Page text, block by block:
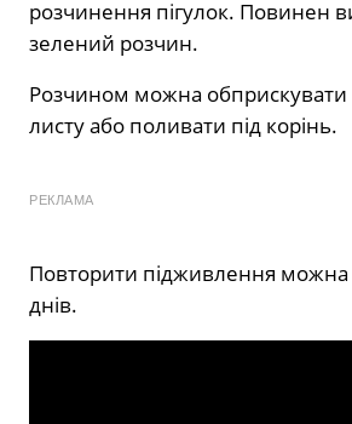
розчинення пігулок. Повинен
зелений розчин.
Розчином можна
листу або поливати під корінь.
РЕКЛАМА
Повторити підживлення можна
днів.